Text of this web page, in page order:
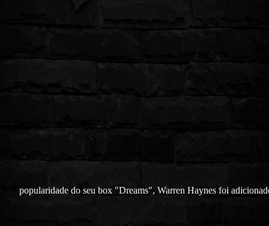
popularidade do seu box "Dreams", Warren Haynes foi